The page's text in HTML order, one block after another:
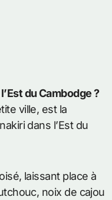
du Cambodge ?
ville, est la
dans l’Est du
laissant place à
noix de cajou